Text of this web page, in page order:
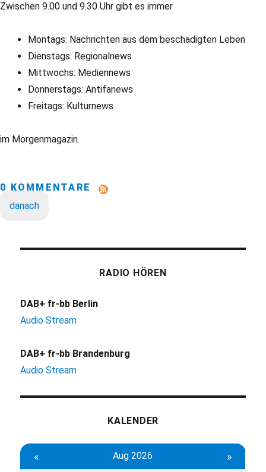
Zwischen 9.00 und 9.30 Uhr gibt es immer
Montags: Nachrichten aus dem beschädigten Leben
Dienstags: Regionalnews
Mittwochs: Mediennews
Donnerstags: Antifanews
Freitags: Kulturnews
im Morgenmagazin.
0 KOMMENTARE
danach
RADIO HÖREN
DAB+ fr-bb Berlin
Audio Stream
DAB+ fr-bb Brandenburg
Audio Stream
KALENDER
« Aug 2026 »